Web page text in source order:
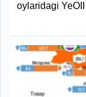
oylaridagi